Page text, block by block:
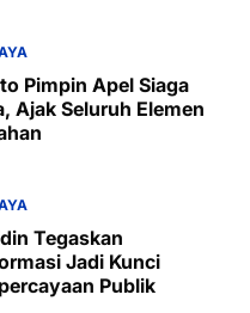
Pimpin Apel Siaga
Ajak Seluruh Elemen
Tegaskan
Jadi Kunci
Publik